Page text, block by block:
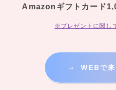
Amazonギフトカード
※プレゼントに関し
→ WEBで